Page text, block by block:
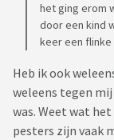
het ging erom
door een kind
keer een
Heb ik ook
weleens tegen
was. Weet wat
pesters zijn vaak